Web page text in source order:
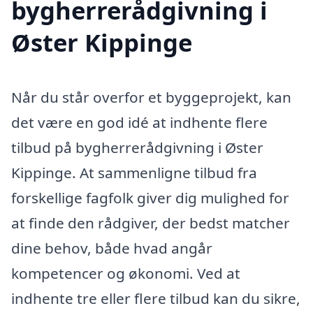
bygherrerådgivning i
Øster Kippinge
Når du står overfor et byggeprojekt, kan
det være en god idé at indhente flere
tilbud på bygherrerådgivning i Øster
Kippinge. At sammenligne tilbud fra
forskellige fagfolk giver dig mulighed for
at finde den rådgiver, der bedst matcher
dine behov, både hvad angår
kompetencer og økonomi. Ved at
indhente tre eller flere tilbud kan du sikre,